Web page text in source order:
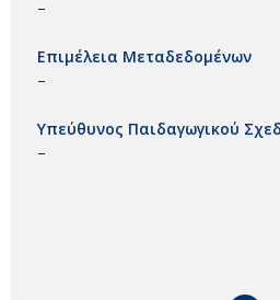
–
Επιμέλεια Μεταδεδομένων
–
Υπεύθυνος Παιδαγωγικού
–